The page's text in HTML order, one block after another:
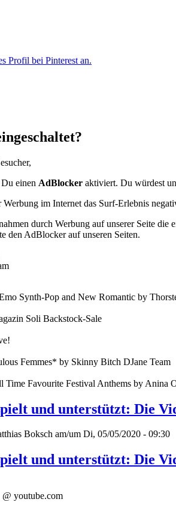
Profil bei Pinterest an.
einen AdBlocker aktiviert. Du würdest
im Internet das Surf-Erlebnis
durch Werbung auf unserer Seite
den AdBlocker auf unseren Seiten.
Synth-Pop and New Romantic by
Soli Backstock-Sale
Femmes* by Skinny Bitch DJane Team
Time Favourite Festival Anthems by Anina
und unterstützt: Die
Boksch am/um Di, 05/05/2020 - 09:30
und unterstützt: Die
youtube.com